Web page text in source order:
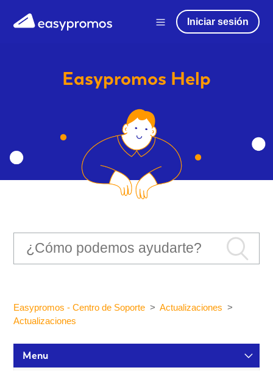
Iniciar sesión
Easypromos Help
Easypromos - Centro de Soporte
Actualizaciones
Actualizaciones
Menu